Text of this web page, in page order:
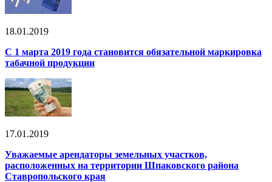
18.01.2019
С 1 марта 2019 года становится обязательной маркировка
табачной продукции
17.01.2019
Уважаемые арендаторы земельных участков,
расположенных на территории Шпаковского района
Ставропольского края